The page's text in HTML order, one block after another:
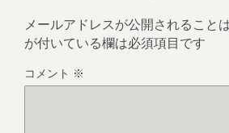
メールアドレスが公開されること
が付いている欄は必須項目です
コメント ※